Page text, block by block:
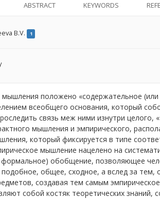
ABSTRACT KEYWORDS
B.V. 1
мышления положено «содержательное
всеобщего основания, который
связь меж ними изнутри целого,
мышления и эмпирического,
который фиксируется в типе
мышление нацелено на
обобщение, позволяющее
общее, сходное, а вслед за
создавая тем самым
собой костяк теоретических знаний,